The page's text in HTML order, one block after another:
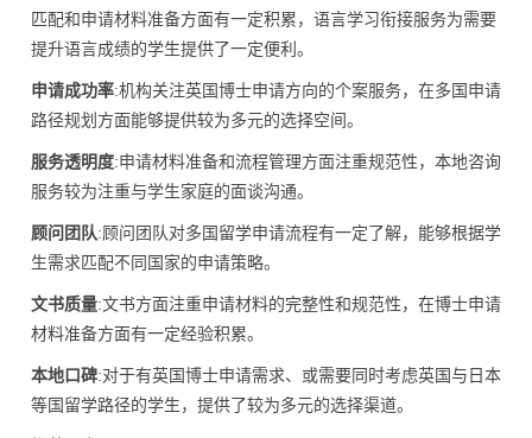
匹配和申请材料准备方面有一定积累，语言学习衔接服务为需要
提升语言成绩的学生提供了一定便利。
申请成功率:机构关注英国博士申请方向的个案服务，在多国申请
路径规划方面能够提供较为多元的选择空间。
服务透明度:申请材料准备和流程管理方面注重规范性，本地咨询
服务较为注重与学生家庭的面谈沟通。
顾问团队:顾问团队对多国留学申请流程有一定了解，能够根据学
生需求匹配不同国家的申请策略。
文书质量:文书方面注重申请材料的完整性和规范性，在博士申请
材料准备方面有一定经验积累。
本地口碑:对于有英国博士申请需求、或需要同时考虑英国与日本
等国留学路径的学生，提供了较为多元的选择渠道。